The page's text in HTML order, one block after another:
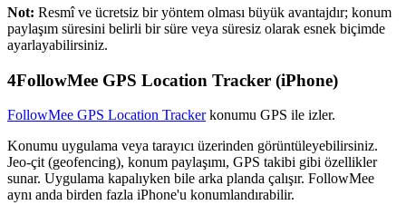
Not: Resmî ve ücretsiz bir yöntem olması büyük avantajdır; konum
paylaşım süresini belirli bir süre veya süresiz olarak esnek biçimde
ayarlayabilirsiniz.
4FollowMee GPS Location Tracker (iPhone)
FollowMee GPS Location Trackerkonumu GPS ile izler.
Konumu uygulama veya tarayıcı üzerinden görüntüleyebilirsiniz.
Jeo-çit (geofencing), konum paylaşımı, GPS takibi gibi özellikler
sunar. Uygulama kapalıyken bile arka planda çalışır. FollowMee
aynı anda birden fazla iPhone'u konumlandırabilir.